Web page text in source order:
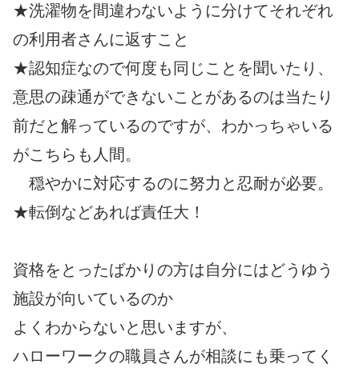
★洗濯物を間違わないように分けてそれぞれ
の利用者さんに返すこと
★認知症なので何度も同じことを聞いたり、
意思の疎通ができないことがあるのは当たり
前だと解っているのですが、わかっちゃいる
がこちらも人間。
穏やかに対応するのに努力と忍耐が必要。
★転倒などあれば責任大！
資格をとったばかりの方は自分にはどうゆう
施設が向いているのか
よくわからないと思いますが、
ハローワークの職員さんが相談にも乗ってく